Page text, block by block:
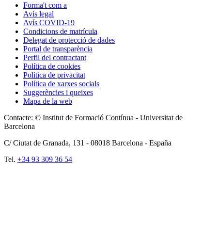
Forma't com a
Avís legal
Avís COVID-19
Condicions de matrícula
Delegat de protecció de dades
Portal de transparència
Perfil del contractant
Política de cookies
Política de privacitat
Política de xarxes socials
Suggerències i queixes
Mapa de la web
Contacte: © Institut de Formació Contínua - Universitat de
Barcelona
C/ Ciutat de Granada, 131 - 08018 Barcelona - España
Tel. +34 93 309 36 54